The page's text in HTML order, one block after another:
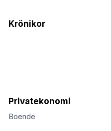
Krönikor
Privatekonomi
Boende